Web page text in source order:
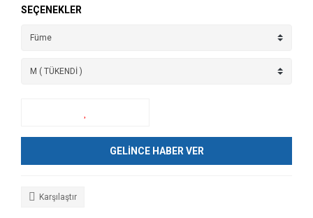
SEÇENEKLER
GELİNCE HABER VER
Karşılaştır